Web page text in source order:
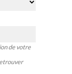
de votre